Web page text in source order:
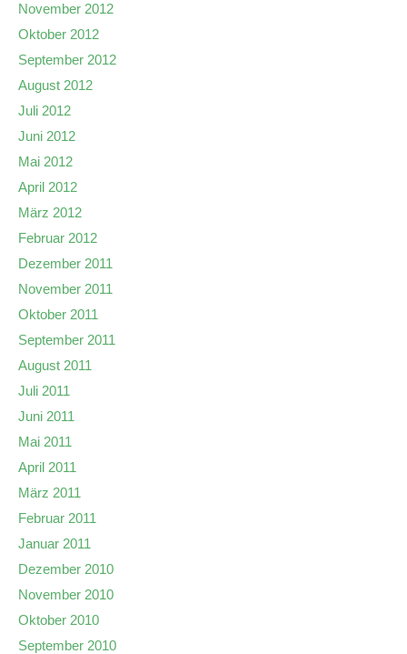
November 2012
Oktober 2012
September 2012
August 2012
Juli 2012
Juni 2012
Mai 2012
April 2012
März 2012
Februar 2012
Dezember 2011
November 2011
Oktober 2011
September 2011
August 2011
Juli 2011
Juni 2011
Mai 2011
April 2011
März 2011
Februar 2011
Januar 2011
Dezember 2010
November 2010
Oktober 2010
September 2010